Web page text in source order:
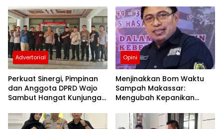
Advertorial
Perkuat Sinergi, Pimpinan
dan Anggota DPRD Wajo
Sambut Hangat Kunjungan
yang Baru
Opini
Menjinakkan Bom Waktu
Sampah Makassar:
Mengubah Kepanikan
Berbasis RT